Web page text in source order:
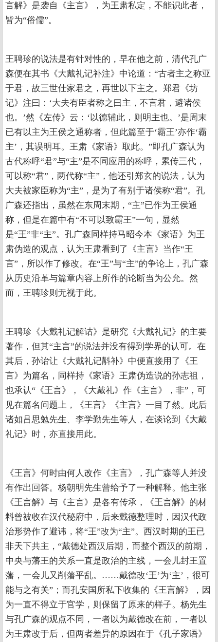
言解》是袭自《主言》，为王肃私定，不能识此者，
皆为“俗儒”。
王聘珍的说法是有针对性的，早在他之前，清代孔广
森便在其书《大戴礼记补注》中论道：“古者主之称亚
于君，故三世仕家君之，再世以下主之。郑君《坊
记》注曰：‘大夫有臣者称之曰主，不言君，避诸侯
也。’然《左传》云：‘以德辅此，则明主也。’是周末
已有以主为王侯之通称者，但此篇至于‘霸王’亦作‘霸
主’，其误明耳。王肃《家语》取此。”即孔广森认为
古代称呼“君”与“主”是不同应用的称呼，累传三代，
可以称“君”，两代称“主”，他还引郑玄的说法，认为
大夫被家臣称为“主”，是为了有别于诸侯称“君”。孔
广森还指出，虽然在东周末期，“主”已作为王侯通
称，但是在篇中有“不可以致霸王”一句，显然
是“王”非“主”。孔广森同样持马昭今本《家语》为王
肃伪造的观点，认为王肃看到了《主言》当作“王
言”，所以作了修改。在“王”与“主”的争论上，孔广森
从历史沿革与篇章内容上所作的论断当为公允。然
而，王聘珍则无视于此。
王聘珍《大戴礼记解诂》是研究《大戴礼记》的主要
著作，但其“主言”的说法并没有得到学界的认可。在
其后，孙诒让《大戴礼记斠补》中便直接用了《王
言》为篇名，同样持《家语》王肃伪造说的孙志祖，
也承认“《王言》，《大戴礼》作《主言》，非”，可
见在篇名问题上，《王言》《主言》一目了然。此后
诸如吕思勉先生、李学勤先生等人，在谈论到《大戴
礼记》时，亦直接用此。
《王言》何时由何人改作《主言》，孔广森等人并没
有作出回答。杨朝明先生曾给予了一种解释。他主张
《王言解》与《主言》是各有传承，《王言解》的材
料曾被收在汉代秘府中，后来戴德整理时，因汉代政
治形势作了避讳，将“王”改为“主”。西汉时期的王已
非天下共主，“戴德处西汉后期，而整个西汉的前期，
中央与藩王的关系一直是政治的主线，一会儿封王置
藩，一会儿又削藩平乱。……戴德改‘王’为‘主’，很可
能与之有关”；而孔安国所私下收集的《王言解》，因
为一直不得立于官学，则保留了原来的样子。杨先生
与孔广森的观点不同，一者以为戴德改在前，一者以
为王肃改于后，但两者差异的原因在于《孔子家语》